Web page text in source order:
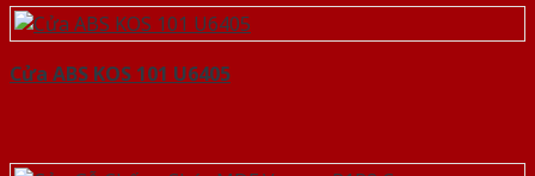
Cửa ABS KOS 101 U6405